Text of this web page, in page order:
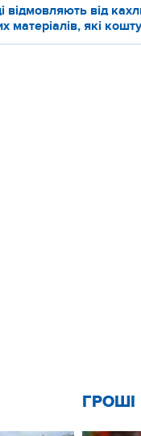
відмовляють від
матеріалів, які
ГРОШІ